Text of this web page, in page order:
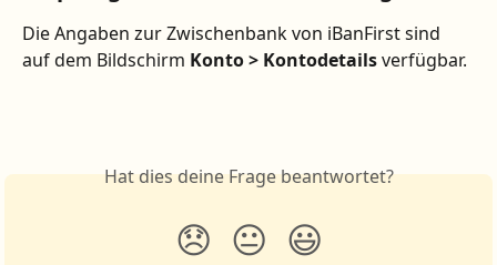
Die Angaben zur Zwischenbank von iBanFirst sind
auf dem Bildschirm Konto > Kontodetails verfügbar.
Hat dies deine Frage beantwortet?
😞 😐 😃